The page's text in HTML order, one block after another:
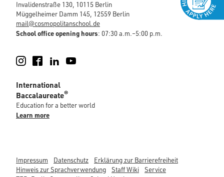
Invalidenstraße 130, 10115 Berlin
Müggelheimer Damm 145, 12559 Berlin
mail@cosmopolitanschool.de
School office opening hours: 07:30 a.m.–5:00 p.m.
Instagram
FacebookLinkedIn
International
Baccalaureate®
Education for a better world
Learn more
Impressum Datenschutz
Erklärung zur Barrierefreiheit
Hinweis zur Sprachverwendung
Staff Wiki
Service